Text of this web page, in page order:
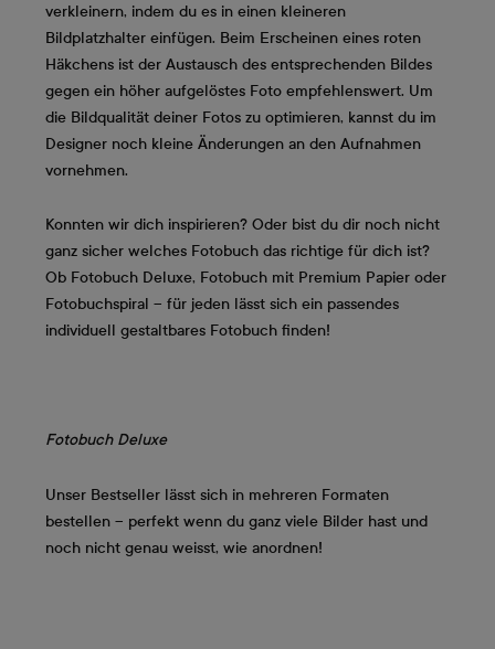
verkleinern, indem du es in einen kleineren
Bildplatzhalter einfügen. Beim Erscheinen eines roten
Häkchens ist der Austausch des entsprechenden Bildes
gegen ein höher aufgelöstes Foto empfehlenswert. Um
die Bildqualität deiner Fotos zu optimieren, kannst du im
Designer noch kleine Änderungen an den Aufnahmen
vornehmen.
Konnten wir dich inspirieren? Oder bist du dir noch nicht
ganz sicher welches Fotobuch das richtige für dich ist?
Ob Fotobuch Deluxe, Fotobuch mit Premium Papier oder
Fotobuchspiral – für jeden lässt sich ein passendes
individuell gestaltbares Fotobuch finden!
Fotobuch Deluxe
Unser Bestseller lässt sich in mehreren Formaten
bestellen – perfekt wenn du ganz viele Bilder hast und
noch nicht genau weisst, wie anordnen!